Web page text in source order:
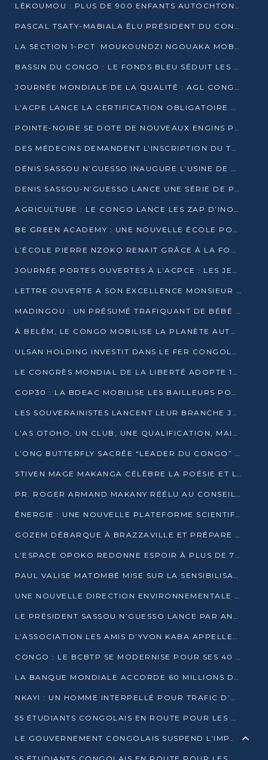
LÉKOUMOU : PLUS DE 900 ENFANTS AUTOCHTONES REÇOIVENT DES KITS SCOLAIRES GRÂCE À L’ESPACE OPOKO
PASCAL TSATY-MABIALA ÉLU PRÉSIDENT DU CONSEIL NATIONAL DE L’UPADS
LA SECTION 1-PCT MOUKOUNDZI NGOUAKA MOBILISE 100 000 FCFA POUR LE 6ᵉ CONGRÈS DU PARTI
BASSIN DU CONGO : LE FONDS BLEU SÉDUIT LES BAILLEURS À BELÉM
JOURNÉE MONDIALE DE LA QUALITÉ : AGL CONGO FORME ET SENSIBILISE LES JEUNES TALENTS
L’ACPE LANCE LA CERTIFICATION OBLIGATOIRE DES CONTRATS DE TRAVAIL DES TRANSPORTEURS
POINTE-NOIRE SE DOTE DE NOUVEAUX ENGINS POUR L’ASSAINISSEMENT ET L’ENTRETIEN ROUTIER
DES MÉDECINS DEMANDENT L’INSCRIPTION DU TRAITEMENT DU PIED-BOT DANS LES CURSUS UNIVERSITAIRES
DÉNIS SASSOU N’GUESSO INAUGURE L’USINE DE VALORISATION DU GAZ ASSOCIÉ
DENIS SASSOU-N’GUESSO LANCE UNE SÉRIE DE PROJETS DANS LE KOUILOU
AGRICULTURE : LE CONGO LANCE LES ZAP D’INONI ET YONO
BE GREEN ACADEMY : UNE NOUVELLE ÉCOLE POUR LES MÉTIERS DE L’ÉCOLOGIE À POINTE-NOIRE
L’ÉCOLE PIERRE NZOKO RENAIT GRÂCE À LA FONDATION MUCODEC
JOURNÉE PORTES OUVERTES À L’ACPCE : LES JEUNES EN IMMERSION DANS L’ENTREPRISE
LETTRE OUVERTE A SON EXCELLENCE MONSIEUR DENIS SASSOU NGUESSO, PRESIDENT DE LAREPUBLIQUE DU CONGO
MADINGOU : UN PRÉSUMÉ TRAFIQUANT DE BÉBÉ CHIMPANZÉ FIXÉ SUR SON SORT LE 20 NOVEMBRE
À BELÉM, LE CONGO MOBILISE LA PLANÈTE AUTOUR DU FONDS BLEU POUR LE BASSIN DU CONGO
ULSAN HOLDING INVESTIT DANS LE FER CONGOLAIS
LE CONGRÈS MONDIAL DE LA LIBERTÉ ADOPTE 14 RÉSOLUTIONS HISTORIQUES
COP30 : LA BDEAC MOBILISE LES BAILLEURS POUR LE FONDS BLEU DU BASSIN DU CONGO
LES SOUVERAINISTES LANCENT LEUR BRANCHE JEUNE À BRAZZAVILLE
L’AS OTOHO, UN CLUB, UNE QUALIFICATION, MAIS ENCORE DES DOUTES
L’ONG BUTTERFLY SACRÉE “LEADER DU CONGO” AU PRIX D’EXCELLENCE 2025
STIVEN MAGE MAKANGA CÉLÈBRE LA POÉSIE ET L’HUMAIN AVEC SON RECUEIL “HECTARE”
PR. ROGER ARMAND MAKANY RÉÉLU AU CONSEIL DE L’AUF
ÉNERGIE : UNE NOUVELLE PLATEFORME SCIENTIFIQUE POUR LA TRANSITION ÉNERGÉTIQUE EN AFRIQUE CENTRALE
GOZEM DÉBARQUE À BRAZZAVILLE ET PRÉPARE SON ARRIVÉE À POINTE-NOIRE
L’ESPACE OPOKO REDONNE ESPOIR À PLUS DE 775 ÉLÈVES AUTOCHTONES DANS LE NORD DU CONGO
PAUL VALISE MATOMBÉ MISE SUR LA SENSIBILISATION POUR ÉRAQUER LE GRAND BANDITISME
UNE NOUVELLE DIRECTION ENVIRONNEMENTALE POUR RENFORCER LA GESTION DES DONNÉES AU CONGO
LE PRÉSIDENT SASSOU N’GUESSO LANCE PAR ANTICIPATION LA 39ÈME JOURNÉE NATIONALE DE L’ARBRE
L’ASSOCIATION LES AMIS D’YVON KABA APPELLENT DENIS SASSOU N’GUESSO À SE PORTER CANDIDAT
CONGO : LE BCBTP SE MODERNISE POUR SES 40 ANS D’EXISTENCE
LA BANQUE MONDIALE ACCORDE 60 MILLIONS DE DOLLARS POUR LA RÉSILIENCE URBAINE AU CONGO
NKAYI : UN HOMME INTERPELLÉ POUR TRAFIC D’UN BÉBÉ CHIMPANZÉ
55 ÉTUDIANTS CONGOLAIS EN ROUTE POUR LES UNIVERSITÉS ALGÉRIENNES
LE GOUVERNEMENT CONGOLAIS SUSPEND L’IMPORTATION DES MACHETTES ET DES MOTOS